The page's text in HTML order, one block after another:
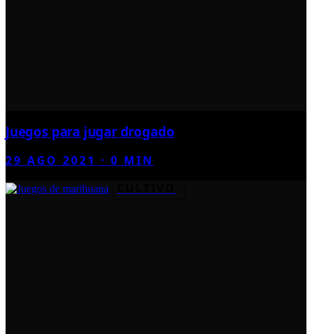
Juegos para jugar drogado
29 AGO 2021 ·0 MIN